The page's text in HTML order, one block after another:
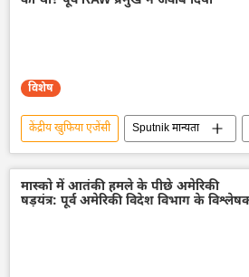
व्हाइट हाउस
पेंटागन
विशेष
केंद्रीय खुफिया एजेंसी Sputnik मान्यता
भारत सरकार
भारत का विकास
आतंकवादी
आतंकवाद
आतंकवाद का मुकाबला
मास्को में आतंकी हमले के पीछे अमेरिकी
षड़यंत्र: पूर्व अमेरिकी विदेश विभाग के